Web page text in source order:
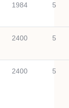
1984 5
2400 5
2400 5